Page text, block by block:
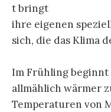
t bringt
ihre eigenen
sich, die das Klima
Im Frühling beginnt
allmählich wärmer
Temperaturen von